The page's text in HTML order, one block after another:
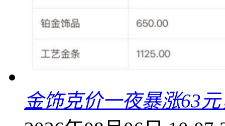
金饰克价一夜暴涨63